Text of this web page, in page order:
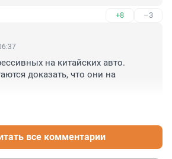
+8 –3
на китайских авто.
доказать, что они на
все комментарии